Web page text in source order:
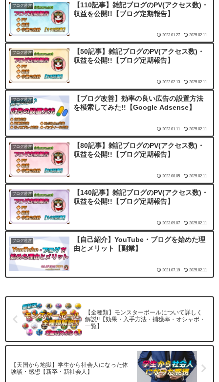
ブログ運営
【110記事】雑記ブログのPV(アクセス数)・
収益を公開!!【ブログ定期報告】
2023.01.27 2025.02.11
ブログ運営
【50記事】雑記ブログのPV(アクセス数)・
収益を公開!!【ブログ定期報告】
2022.02.13 2025.02.11
ブログ運営
【ブログ改善】効率の良い広告の設置方法
を模索してみた!!【Google Adsense】
2023.01.11 2025.02.11
ブログ運営
【80記事】雑記ブログのPV(アクセス数)・
収益を公開!!【ブログ定期報告】
2022.08.05 2025.02.11
ブログ運営
【140記事】雑記ブログのPV(アクセス数)・
収益を公開!!【ブログ定期報告】
2023.09.07 2025.02.11
ブログ運営
【自己紹介】YouTube・ブログを始めた理
由とメリット【副業】
2021.07.19 2025.02.11
【全種類】モンスターボールについて詳しく
解説!!【効果・入手方法・捕獲率・オシャボ・
一覧】
【天国から地獄】学生から社会人になった体
験談・感想【新卒・新社会人】